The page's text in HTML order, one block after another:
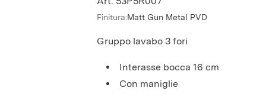
Finitura:Matt Gun Metal PVD
Gruppo lavabo 3 fori
interasse bocca 16 cm
con maniglie